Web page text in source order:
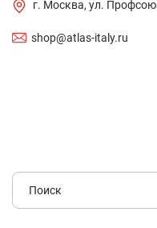
г. Москва, ул.
shop@atlas-italy.ru